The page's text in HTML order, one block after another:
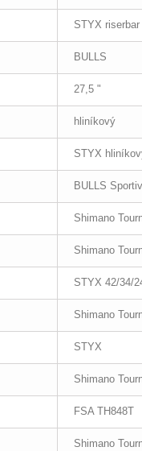
STYX riserbar
BULLS
27,5 "
hliníkový
STYX
BULLS
Shimano
Shimano
STYX 42/34/
Shimano
STYX
Shimano
FSA TH848T
Shimano